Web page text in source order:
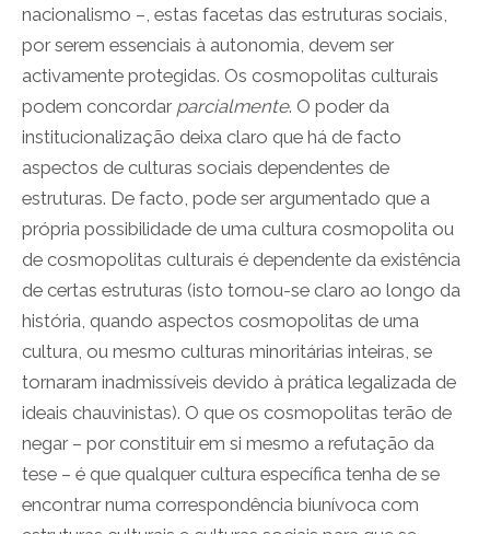
nacionalismo –, estas facetas das estruturas sociais,
por serem essenciais à autonomia, devem ser
activamente protegidas. Os cosmopolitas culturais
podem concordar parcialmente. O poder da
institucionalização deixa claro que há de facto
aspectos de culturas sociais dependentes de
estruturas. De facto, pode ser argumentado que a
própria possibilidade de uma cultura cosmopolita ou
de cosmopolitas culturais é dependente da existência
de certas estruturas (isto tornou-se claro ao longo da
história, quando aspectos cosmopolitas de uma
cultura, ou mesmo culturas minoritárias inteiras, se
tornaram inadmissíveis devido à prática legalizada de
ideais chauvinistas). O que os cosmopolitas terão de
negar – por constituir em si mesmo a refutação da
tese – é que qualquer cultura específica tenha de se
encontrar numa correspondência biunívoca com